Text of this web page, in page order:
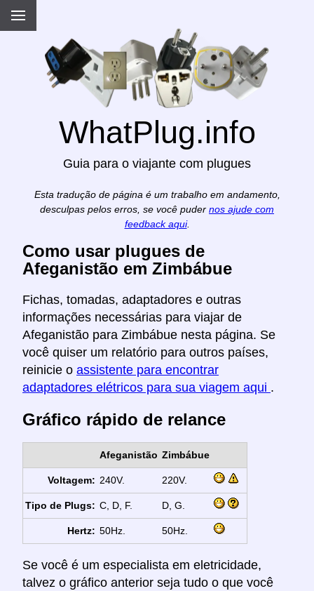
WhatPlug.info
Guia para o viajante com plugues
Esta tradução de página é um trabalho em andamento,
desculpas pelos erros, se você puder nos ajude com
feedback aqui.
Como usar plugues de
Afeganistão em Zimbábue
Fichas, tomadas, adaptadores e outras
informações necessárias para viajar de
Afeganistão para Zimbábue nesta página. Se
você quiser um relatório para outros países,
reinicie o assistente para encontrar
adaptadores elétricos para sua viagem aqui .
Gráfico rápido de relance
Afeganistão Zimbábue
Voltagem: 240V. 220V.
Tipo de Plugs: C, D, F. D, G.
Hertz: 50Hz. 50Hz.
Se você é um especialista em eletricidade,
talvez o gráfico anterior seja tudo o que você